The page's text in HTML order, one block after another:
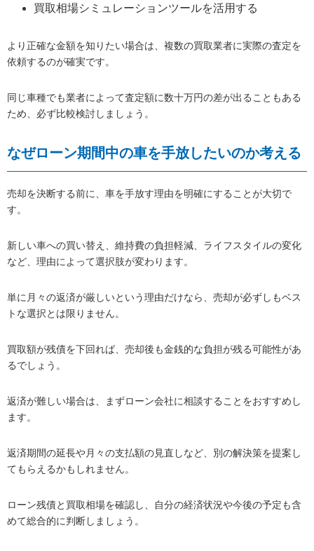
買取相場シミュレーションツールを活用する
より正確な金額を知りたい場合は、複数の買取業者に実際の査定を
依頼するのが確実です。
同じ車種でも業者によって査定額に数十万円の差が出ることもある
ため、必ず比較検討しましょう。
なぜローン期間中の車を手放したいのか考える
売却を決断する前に、車を手放す理由を明確にすることが大切で
す。
新しい車への買い替え、維持費の負担軽減、ライフスタイルの変化
など、理由によって選択肢が変わります。
単に月々の返済が厳しいという理由だけなら、売却が必ずしもベス
トな選択とは限りません。
買取額が残債を下回れば、売却後も金銭的な負担が残る可能性があ
るでしょう。
返済が難しい場合は、まずローン会社に相談することをおすすめし
ます。
返済期間の延長や月々の支払額の見直しなど、別の解決策を提案し
てもらえるかもしれません。
ローン残債と買取相場を確認し、自分の経済状況や今後の予定も含
めて総合的に判断しましょう。